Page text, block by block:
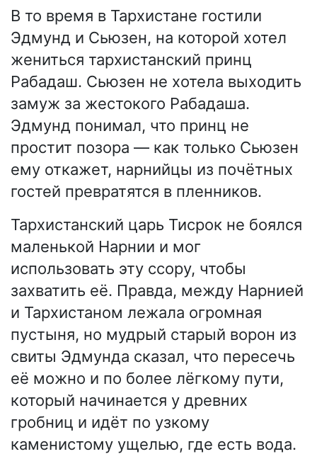
В то время в Тархистане гостили
Эдмунд и Сьюзен, на которой хотел
жениться тархистанский принц
Рабадаш. Сьюзен не хотела выходить
замуж за жестокого Рабадаша.
Эдмунд понимал, что принц не
простит позора — как только Сьюзен
ему откажет, нарнийцы из почётных
гостей превратятся в пленников.
Тархистанский царь Тисрок не боялся
маленькой Нарнии и мог
использовать эту ссору, чтобы
захватить её. Правда, между Нарнией
и Тархистаном лежала огромная
пустыня, но мудрый старый ворон из
свиты Эдмунда сказал, что пересечь
её можно и по более лёгкому пути,
который начинается у древних
гробниц и идёт по узкому
каменистому ущелью, где есть вода.